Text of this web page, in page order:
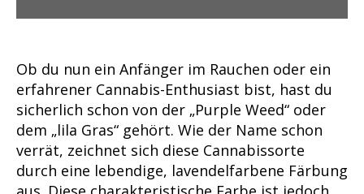
Ob du nun ein Anfänger im Rauchen oder ein
erfahrener Cannabis-Enthusiast bist, hast du
sicherlich schon von der „Purple Weed“ oder
dem „lila Gras“ gehört. Wie der Name schon
verrät, zeichnet sich diese Cannabissorte
durch eine lebendige, lavendelfarbene Färbung